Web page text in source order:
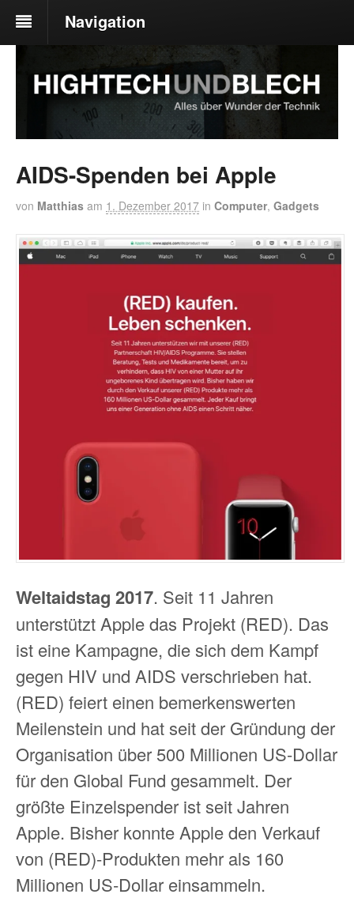
Navigation
AIDS-Spenden bei Apple
von Matthias am 1. Dezember 2017 in Computer, Gadgets
Weltaidstag 2017. Seit 11 Jahren
unterstützt Apple das Projekt (RED). Das
ist eine Kampagne, die sich dem Kampf
gegen HIV und AIDS verschrieben hat.
(RED) feiert einen bemerkenswerten
Meilenstein und hat seit der Gründung der
Organisation über 500 Millionen US-Dollar
für den Global Fund gesammelt. Der
größte Einzelspender ist seit Jahren
Apple. Bisher konnte Apple den Verkauf
von (RED)-Produkten mehr als 160
Millionen US‑Dollar einsammeln.